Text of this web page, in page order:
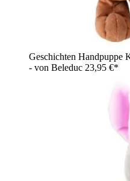
Geschichten Handpuppe
- von Beleduc 23,95 €*